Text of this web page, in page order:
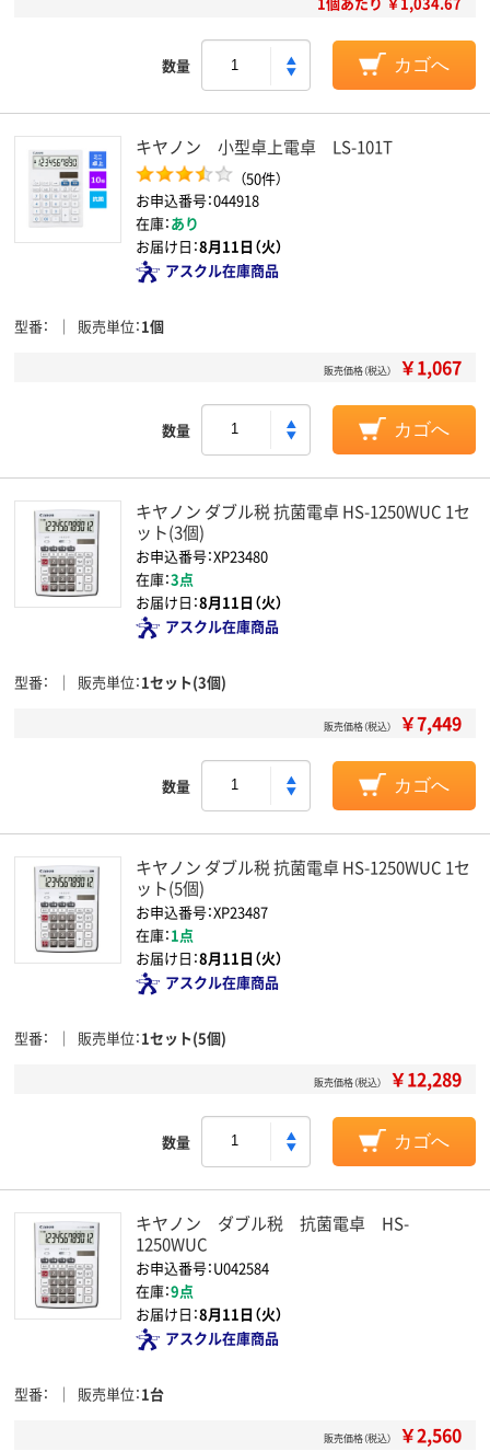
数量 カゴへ
キヤノン 小型卓上電卓 LS-101T
（50件）
お申込番号：044918
在庫：あり
お届け日：8月11日（火）
アスクル在庫商品
型番 販売単位 1個
販売価格（税込） ￥1,067
数量 カゴへ
キヤノン ダブル税 抗菌電卓 HS-1250WUC 1セ
ット(3個)
お申込番号：XP23480
在庫：3点
お届け日：8月11日（火）
アスクル在庫商品
型番 販売単位 1セット(3個)
販売価格（税込） ￥7,449
数量 カゴへ
キヤノン ダブル税 抗菌電卓 HS-1250WUC 1セ
ット(5個)
お申込番号：XP23487
在庫：1点
お届け日：8月11日（火）
アスクル在庫商品
型番 販売単位 1セット(5個)
販売価格（税込） ￥12,289
数量 カゴへ
キヤノン ダブル税 抗菌電卓 HS-
1250WUC
お申込番号：U042584
在庫：9点
お届け日：8月11日（火）
アスクル在庫商品
型番 販売単位 1台
販売価格（税込） ￥2,560